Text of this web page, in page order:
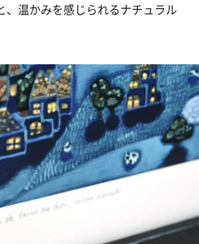
、温かみを感じられるナチュラル